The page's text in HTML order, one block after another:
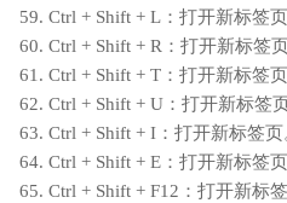
59. Ctrl + Shift + L：打开新标签页
60. Ctrl + Shift + R：打开新标签页
61. Ctrl + Shift + T：打开新标签页
62. Ctrl + Shift + U：打开新标签页
63. Ctrl + Shift + I：打开新标签页
64. Ctrl + Shift + E：打开新标签页
65. Ctrl + Shift + F12：打开新标签